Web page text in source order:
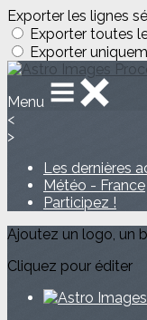
Exporter les lignes
Exporter toutes
Exporter
Menu
<
>
Les dernières
Météo - France
Participez !
Ajoutez un logo, un
Cliquez pour éditer